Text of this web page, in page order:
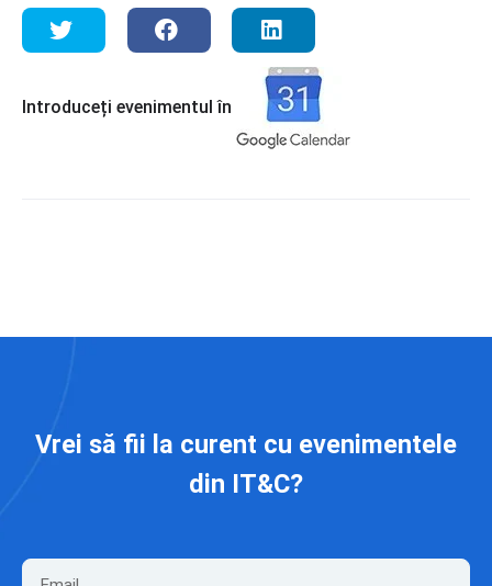
Introduceți evenimentul în
Vrei să fii la curent cu evenimentele
din IT&C?